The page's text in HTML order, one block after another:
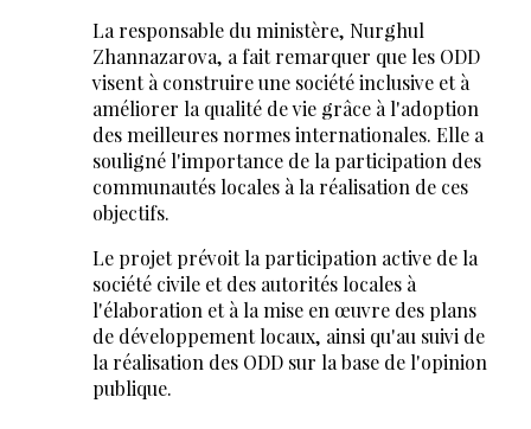
La responsable du ministère, Nurghul
Zhannazarova, a fait remarquer que les ODD
visent à construire une société inclusive et à
améliorer la qualité de vie grâce à l'adoption
des meilleures normes internationales. Elle a
souligné l'importance de la participation des
communautés locales à la réalisation de ces
objectifs.
Le projet prévoit la participation active de la
société civile et des autorités locales à
l'élaboration et à la mise en œuvre des plans
de développement locaux, ainsi qu'au suivi de
la réalisation des ODD sur la base de l'opinion
publique.